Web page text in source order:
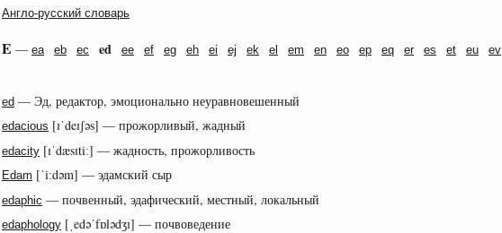
Англо-русский словарь
E — ea eb ec ed ee ef eg eh ei ej ek el em en eo ep eq er es et eu ev
ed — Эд, редактор, эмоционально неуравновешенный
edacious [ɪˈdeɪʃəs] — прожорливый, жадный
edacity [ɪˈdæsɪtiː] — жадность, прожорливость
Edam [ˈiːdəm] — эдамский сыр
edaphic — почвенный, эдафический, местный, локальный
edaphology [ˌedəˈfɒlədʒɪ] — почвоведение